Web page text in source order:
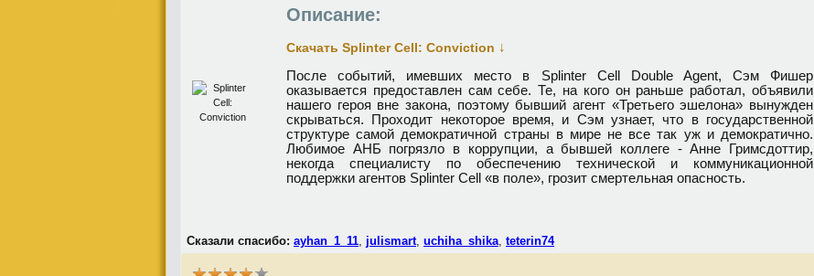
Описание:
Скачать Splinter Cell: Conviction ↓
После событий, имевших место в Splinter Cell Double Agent, Сэм Фишер
оказывается предоставлен сам себе. Те, на кого он раньше работал, объявили
нашего героя вне закона, поэтому бывший агент «Третьего эшелона» вынужден
скрываться. Проходит некоторое время, и Сэм узнает, что в государственной
структуре самой демократичной страны в мире не все так уж и демократично.
Любимое АНБ погрязло в коррупции, а бывшей коллеге - Анне Гримсдоттир,
некогда специалисту по обеспечению технической и коммуникационной
поддержки агентов Splinter Cell «в поле», грозит смертельная опасность.
Сказали спасибо: ayhan_1_11, julismart, uchiha_shika, teterin74